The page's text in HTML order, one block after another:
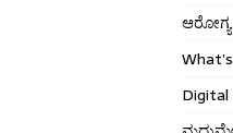
ಆರೋಗ್ಯ
Digital